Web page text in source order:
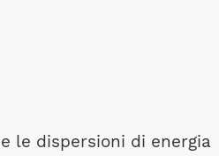
le dispersioni di energia